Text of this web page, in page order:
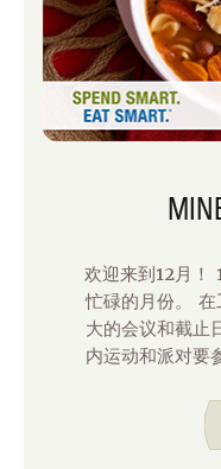
欢迎来到12月！
忙碌的月份。
大的会议和截止
内运动和派对要
过了一个非常
今年满 8 岁了